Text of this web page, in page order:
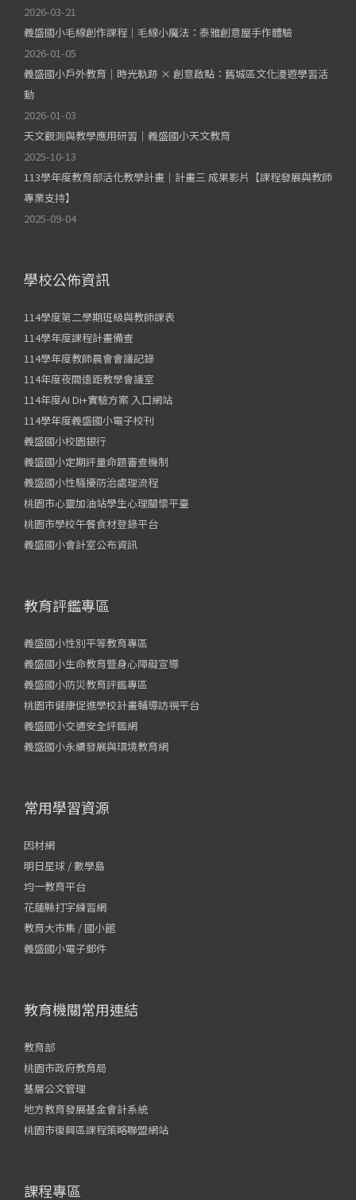
2026-03-21
義盛國小毛線創作課程｜毛線小魔法：泰雅創意屋手作體驗
2026-01-05
義盛國小戶外教育｜時光軌跡 × 創意啟點：舊城區文化漫遊學習活
動
2026-01-03
天文觀測與教學應用研習｜義盛國小天文教育
2025-10-13
113學年度教育部活化教學計畫｜計畫三 成果影片【課程發展與教師
專業支持】
2025-09-04
學校公佈資訊
114學度第二學期班級與教師課表
114學年度課程計畫備查
114學年度教師晨會會議記錄
114年度夜間遠距教學會議室
114年度AI Di+實驗方案 入口網站
114學年度義盛國小電子校刊
義盛國小校園銀行
義盛國小定期評量命題審查機制
義盛國小性騷擾防治處理流程
桃園市心靈加油站學生心理關懷平臺
桃園市學校午餐食材登錄平台
義盛國小會計室公布資訊
教育評鑑專區
義盛國小性別平等教育專區
義盛國小生命教育暨身心障礙宣導
義盛國小防災教育評鑑專區
桃園市健康促進學校計畫輔導訪視平台
義盛國小交通安全評鑑網
義盛國小永續發展與環境教育網
常用學習資源
因材網
明日星球 / 數學島
均一教育平台
花蓮縣打字練習網
教育大市集 / 國小館
義盛國小電子郵件
教育機關常用連結
教育部
桃園市政府教育局
基層公文管理
地方教育發展基金會計系統
桃園市復興區課程策略聯盟網站
課程專區